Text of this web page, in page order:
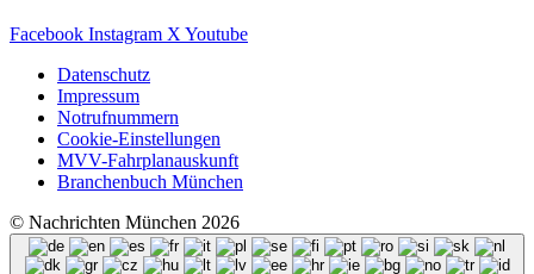
Facebook Instagram X Youtube
Datenschutz
Impressum
Notrufnummern
Cookie-Einstellungen
MVV-Fahrplanauskunft
Branchenbuch München
© Nachrichten München 2026